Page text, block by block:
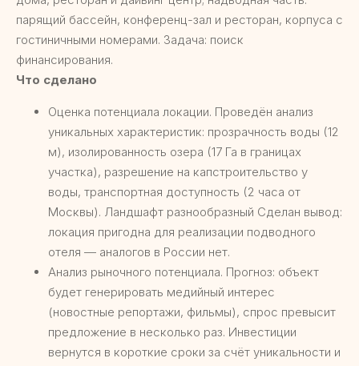
парящий бассейн, конференц-зал и ресторан, корпуса с
гостиничными номерами. Задача: поиск
финансирования.
Что сделано
Оценка потенциала локации. Проведён анализ
уникальных характеристик: прозрачность воды (12
м), изолированность озера (17 Га в границах
участка), разрешение на капстроительство у
воды, транспортная доступность (2 часа от
Москвы). Ландшафт разнообразный Сделан вывод:
локация пригодна для реализации подводного
отеля — аналогов в России нет.
Анализ рыночного потенциала. Прогноз: объект
будет генерировать медийный интерес
(новостные репортажи, фильмы), спрос превысит
предложение в несколько раз. Инвестиции
вернутся в короткие сроки за счёт уникальности и